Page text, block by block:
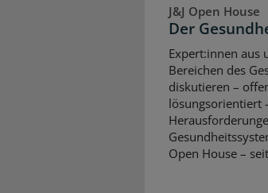
J&J Open House
Der
Expert:innen aus
Bereichen des
diskutieren –
lösungsorientiert
Open House –